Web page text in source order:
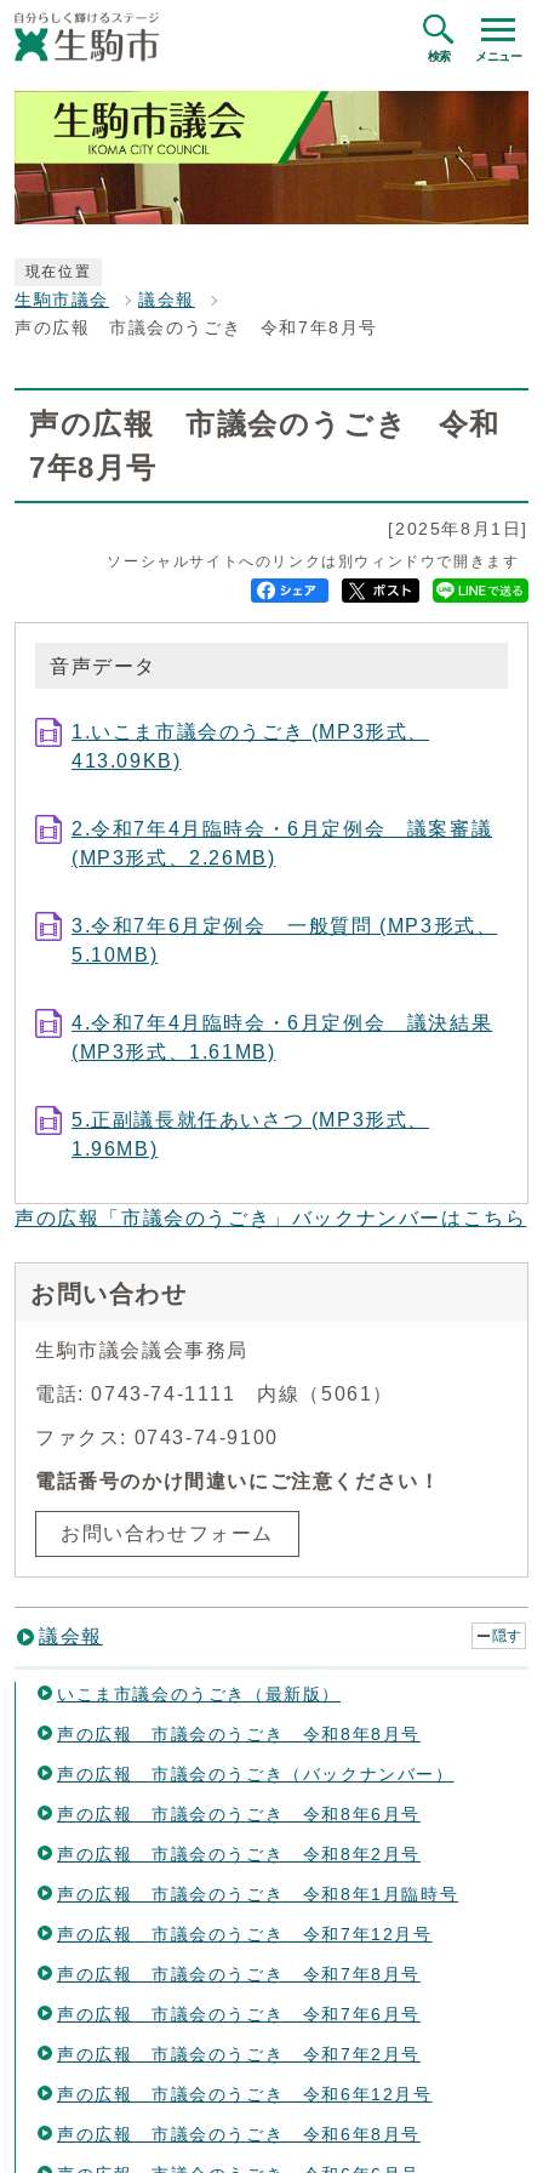
検索 メニュー
現在位置
生駒市議会
議会報
声の広報 市議会のうごき 令和7年8月号
声の広報 市議会のうごき 令和
7年8月号
[2025年8月1日]
ソーシャルサイトへのリンクは別ウィンドウで開きます
音声データ
1.いこま市議会のうごき (MP3形式、
413.09KB)
2.令和7年4月臨時会・6月定例会 議案審議
(MP3形式、2.26MB)
3.令和7年6月定例会 一般質問 (MP3形式、
5.10MB)
4.令和7年4月臨時会・6月定例会 議決結果
(MP3形式、1.61MB)
5.正副議長就任あいさつ (MP3形式、
1.96MB)
声の広報「市議会のうごき」バックナンバーはこちら
お問い合わせ
生駒市議会議会事務局
電話: 0743-74-1111 内線（5061）
ファクス: 0743-74-9100
電話番号のかけ間違いにご注意ください！
お問い合わせフォーム
議会報 隠す
いこま市議会のうごき（最新版）
声の広報 市議会のうごき 令和8年8月号
声の広報 市議会のうごき（バックナンバー）
声の広報 市議会のうごき 令和8年6月号
声の広報 市議会のうごき 令和8年2月号
声の広報 市議会のうごき 令和8年1月臨時号
声の広報 市議会のうごき 令和7年12月号
声の広報 市議会のうごき 令和7年8月号
声の広報 市議会のうごき 令和7年6月号
声の広報 市議会のうごき 令和7年2月号
声の広報 市議会のうごき 令和6年12月号
声の広報 市議会のうごき 令和6年8月号